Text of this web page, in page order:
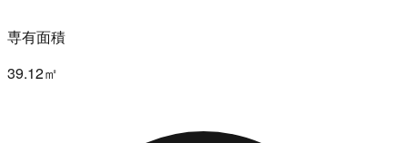
専有面積
39.12㎡